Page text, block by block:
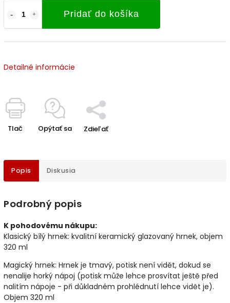
Pridať do košíka
Detailné informácie
Tlač Opýtať sa Zdieľať
Popis Diskusia
Podrobný popis
K pohodovému nákupu:
Klasický bílý hrnek: kvalitní keramický glazovaný hrnek, objem
320 ml
Magický hrnek: Hrnek je tmavý, potisk není vidět, dokud se
nenalije horký nápoj (potisk může lehce prosvítat ještě před
nalitím nápoje - při důkladném prohlédnutí lehce vidět je).
Objem 320 ml